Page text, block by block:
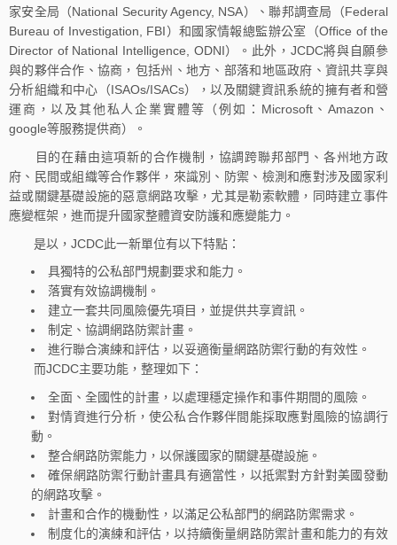
家安全局（National Security Agency, NSA）、聯邦調查局（Federal
Bureau of Investigation, FBI）和國家情報總監辦公室（Office of the
Director of National Intelligence, ODNI）。此外，JCDC將與自願參
與的夥伴合作、協商，包括州、地方、部落和地區政府、資訊共享與
分析組織和中心（ISAOs/ISACs），以及關鍵資訊系統的擁有者和營
運商，以及其他私人企業實體等（例如：Microsoft、Amazon、
google等服務提供商）。
目的在藉由這項新的合作機制，協調跨聯邦部門、各州地方政
府、民間或組織等合作夥伴，來識別、防禦、檢測和應對涉及國家利
益或關鍵基礎設施的惡意網路攻擊，尤其是勒索軟體，同時建立事件
應變框架，進而提升國家整體資安防護和應變能力。
是以，JCDC此一新單位有以下特點：
具獨特的公私部門規劃要求和能力。
落實有效協調機制。
建立一套共同風險優先項目，並提供共享資訊。
制定、協調網路防禦計畫。
進行聯合演練和評估，以妥適衡量網路防禦行動的有效性。
而JCDC主要功能，整理如下：
全面、全國性的計畫，以處理穩定操作和事件期間的風險。
對情資進行分析，使公私合作夥伴間能採取應對風險的協調行
動。
整合網路防禦能力，以保護國家的關鍵基礎設施。
確保網路防禦行動計畫具有適當性，以抵禦對方針對美國發動
的網路攻擊。
計畫和合作的機動性，以滿足公私部門的網路防禦需求。
制度化的演練和評估，以持續衡量網路防禦計畫和能力的有效